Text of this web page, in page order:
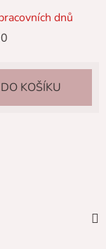
dnů
DO KOŠÍKU